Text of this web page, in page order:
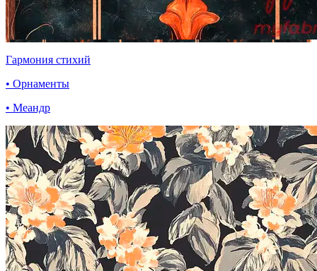
Гармония стихий
• Орнаменты
• Меандр